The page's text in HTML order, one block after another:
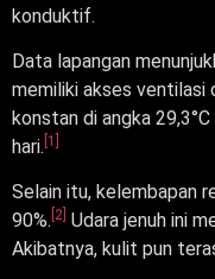
konduktif.
Data lapangan
memiliki akses ventilasi
konstan di angka
hari. [1]
Selain itu, kelembapan
90%. [2] Udara jenuh ini
Akibatnya, kulit pun